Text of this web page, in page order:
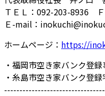
ＴＥＬ：092-203-8936
Ｅ-mail：
ホームページ： https://
・福岡市空き家バンク登
・糸島市空き家バンク登